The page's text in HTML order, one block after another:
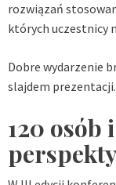
rozwiązań
których uczestnicy
Dobre wydarzenie
slajdem prezentacji.
120 osób